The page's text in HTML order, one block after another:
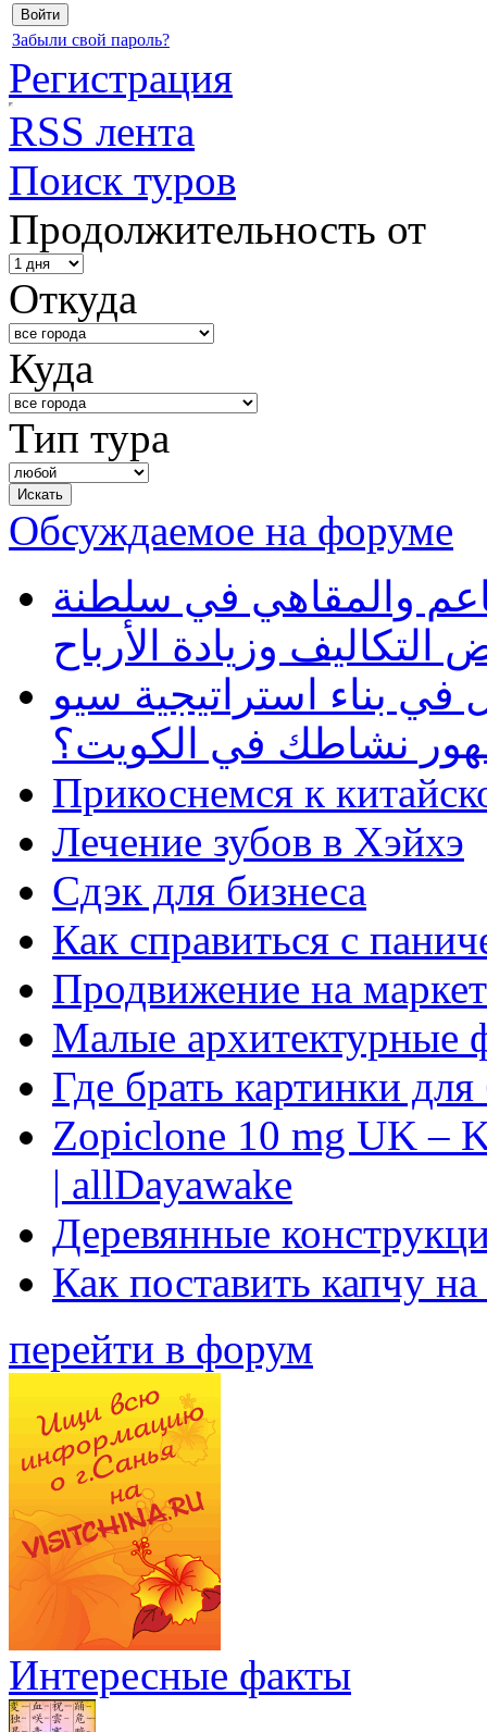
Забыли свой пароль?
Регистрация
RSS лента
Поиск туров
Продолжительность от
Откуда
Куда
Тип тура
Обсуждаемое на форуме
والمقاهي في سلطنة
وزيادة الأرباح
بناء استراتيجية سيو
نشاطك في الكويت؟
Прикоснемся к
Лечение зубов в Хэйхэ
Сдэк для бизнеса
Как справиться с
Продвижение на
Малые архитектурные
Где брать картинки
Zopiclone 10 mg UK –
| allDayawake
Деревянные
Как поставить капчу
перейти в форум
Интересные факты